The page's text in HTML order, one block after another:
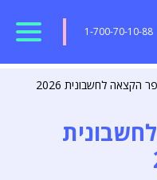
1-700-70-10-88
הקצאה לחשבונית 2026